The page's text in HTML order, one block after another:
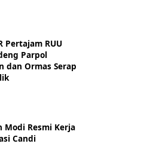
Pertajam RUU
Parpol
dan Ormas Serap
Modi Resmi Kerja
Candi